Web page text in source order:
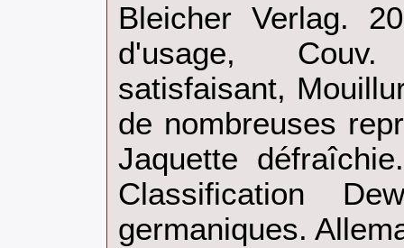
‎Bleicher Verlag.
d'usage,
satisfaisant,
de nombreuses
Jaquette
Classification
germaniques.